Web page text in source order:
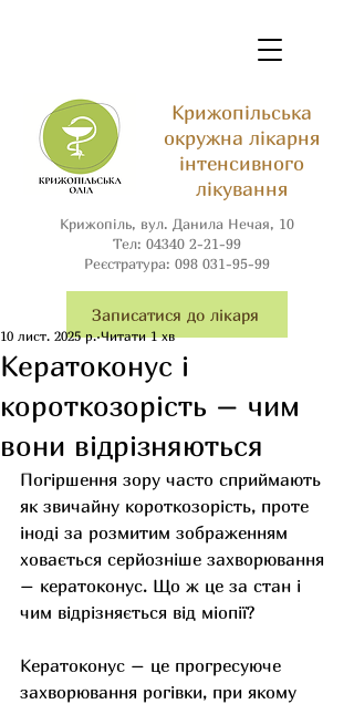
Крижопільська
окружна лікарня
інтенсивного
лікування
Крижопіль, вул. Данила Нечая, 10
Тел: 04340 2-21-99
Реєстратура: 098 031-95-99
Записатися до лікаря
Кератоконус і
короткозорість – чим
вони відрізняються
10 лист. 2025 р. Читати 1 хв
Погіршення зору часто сприймають
як звичайну короткозорість, проте
іноді за розмитим зображенням
ховається серйозніше захворювання
– кератоконус. Що ж це за стан і
чим відрізняється від міопії?
Кератоконус – це прогресуюче
захворювання рогівки, при якому